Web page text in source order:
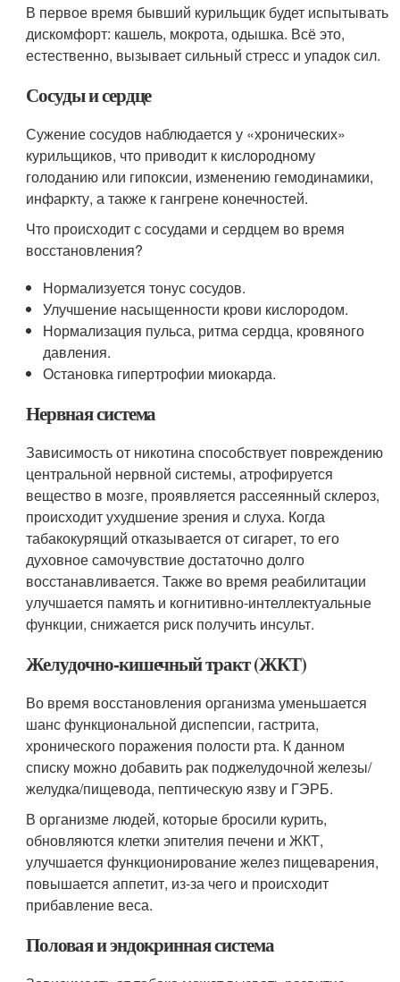
В первое время бывший курильщик будет испытывать
дискомфорт: кашель, мокрота, одышка. Всё это,
естественно, вызывает сильный стресс и упадок сил.
Сосуды и сердце
Сужение сосудов наблюдается у «хронических»
курильщиков, что приводит к кислородному
голоданию или гипоксии, изменению гемодинамики,
инфаркту, а также к гангрене конечностей.
Что происходит с сосудами и сердцем во время
восстановления?
Нормализуется тонус сосудов.
Улучшение насыщенности крови кислородом.
Нормализация пульса, ритма сердца, кровяного
давления.
Остановка гипертрофии миокарда.
Нервная система
Зависимость от никотина способствует повреждению
центральной нервной системы, атрофируется
вещество в мозге, проявляется рассеянный склероз,
происходит ухудшение зрения и слуха. Когда
табакокурящий отказывается от сигарет, то его
духовное самочувствие достаточно долго
восстанавливается. Также во время реабилитации
улучшается память и когнитивно-интеллектуальные
функции, снижается риск получить инсульт.
Желудочно-кишечный тракт (ЖКТ)
Во время восстановления организма уменьшается
шанс функциональной диспепсии, гастрита,
хронического поражения полости рта. К данном
списку можно добавить рак поджелудочной железы/
желудка/пищевода, пептическую язву и ГЭРБ.
В организме людей, которые бросили курить,
обновляются клетки эпителия печени и ЖКТ,
улучшается функционирование желез пищеварения,
повышается аппетит, из-за чего и происходит
прибавление веса.
Половая и эндокринная система